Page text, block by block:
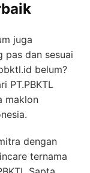
juga
pas dan sesuai
belum?
PT.PBKTL
maklon
dengan
ternama